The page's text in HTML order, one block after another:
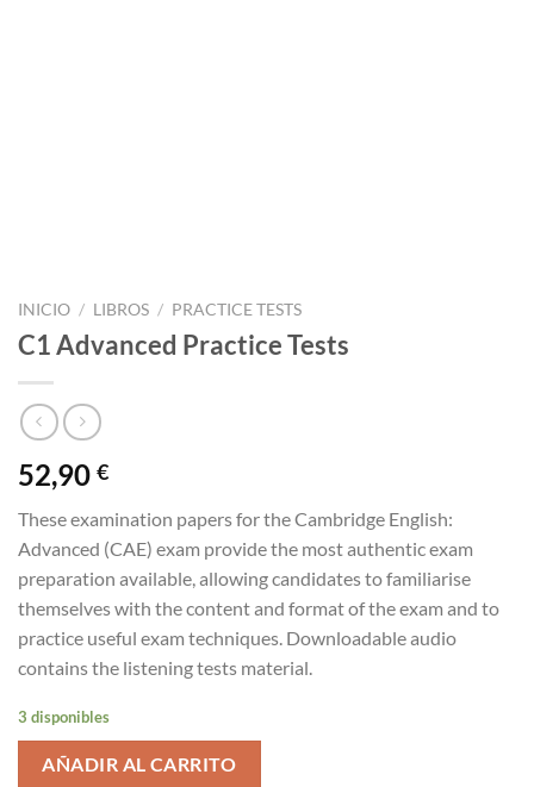
INICIO / LIBROS / PRACTICE TESTS
C1 Advanced Practice Tests
52,90 €
These examination papers for the Cambridge English:
Advanced (CAE) exam provide the most authentic exam
preparation available, allowing candidates to familiarise
themselves with the content and format of the exam and to
practice useful exam techniques. Downloadable audio
contains the listening tests material.
3 disponibles
AÑADIR AL CARRITO